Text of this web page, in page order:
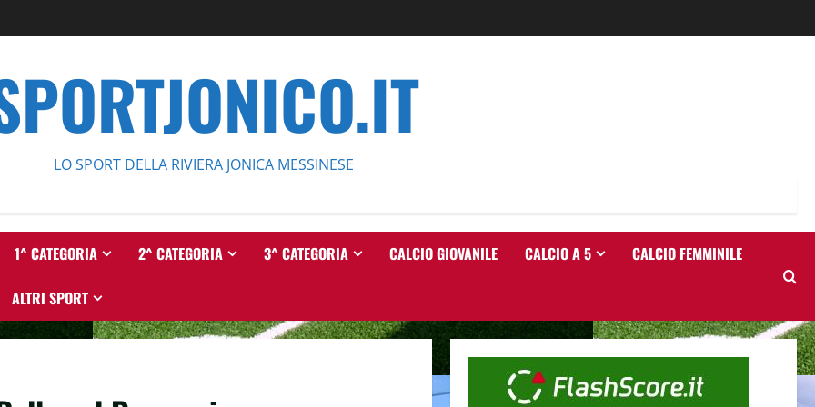
LO SPORT DELLA RIVIERA JONICA MESSINESE
1^ CATEGORIA 2^ CATEGORIA 3^ CATEGORIA CALCIO GIOVANILE CALCIO A 5 CALCIO FEMMINILE
ALTRI SPORT